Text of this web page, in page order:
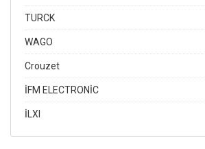
TURCK
WAGO
Crouzet
İFM ELECTRONİC
İLXI